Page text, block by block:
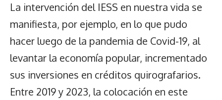
La intervención del IESS en nuestra vida se
manifiesta, por ejemplo, en lo que pudo
hacer luego de la pandemia de Covid-19, al
levantar la economía popular, incrementado
sus inversiones en créditos quirografarios.
Entre 2019 y 2023, la colocación en este